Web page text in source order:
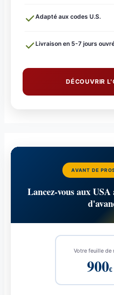
Adapté aux codes U.S.
Livraison en 5-7 jours
DÉCOUVRIR
AVANT DE
Lancez-vous aux
Votre feuille de
900€